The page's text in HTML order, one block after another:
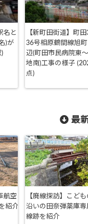
名と
)が
【新町田街道】町
36号相原鶴間線旭
辺(町田市民病院東
地南)工事の様子
点)
最
航空
紹介
【廃線探訪】こど
沿いの田奈弾薬庫専
線跡を紹介